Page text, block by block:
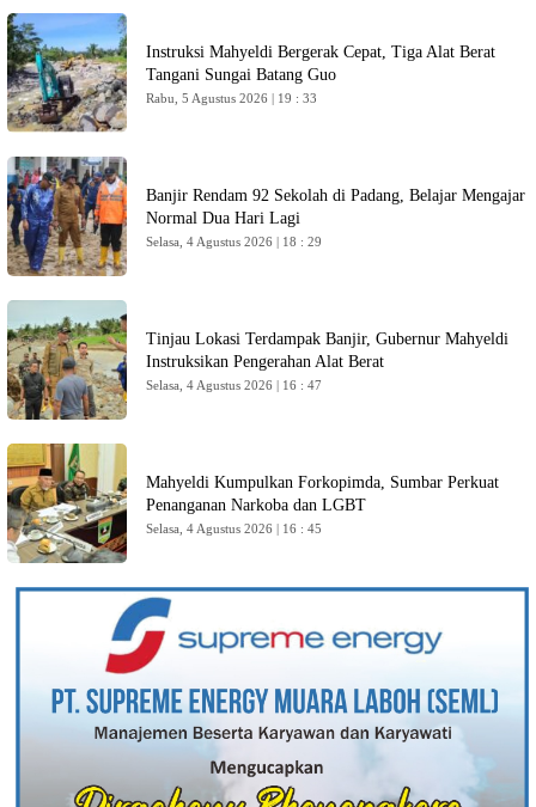
Instruksi Mahyeldi Bergerak Cepat, Tiga Alat Berat
Tangani Sungai Batang Guo
Rabu, 5 Agustus 2026 | 19 : 33
Banjir Rendam 92 Sekolah di Padang, Belajar Mengajar
Normal Dua Hari Lagi
Selasa, 4 Agustus 2026 | 18 : 29
Tinjau Lokasi Terdampak Banjir, Gubernur Mahyeldi
Instruksikan Pengerahan Alat Berat
Selasa, 4 Agustus 2026 | 16 : 47
Mahyeldi Kumpulkan Forkopimda, Sumbar Perkuat
Penanganan Narkoba dan LGBT
Selasa, 4 Agustus 2026 | 16 : 45